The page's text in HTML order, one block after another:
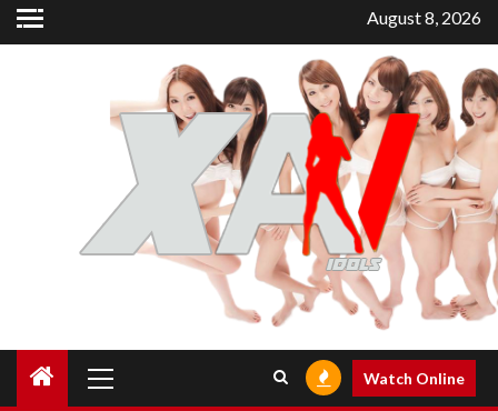
Skip
to
August 8, 2026
Menu
Watch Online